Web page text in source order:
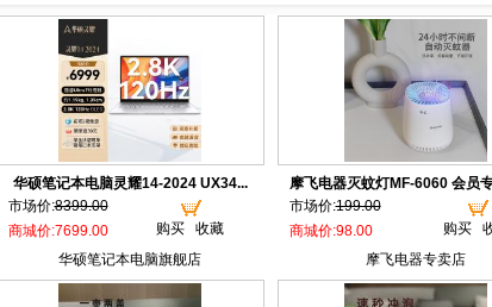
华硕笔记本电脑灵耀14-2024 UX34...
市场价:8399.00
购买
收藏
商城价:7699.00
华硕笔记本电脑旗舰店
摩飞电器灭蚊灯MF-6060 会员
市场价:199.00
购买
商城价:98.00
摩飞电器专卖店